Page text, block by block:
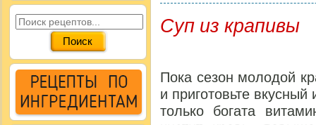
Суп из крапивы
Пока сезон молодой
и приготовьте
только богата